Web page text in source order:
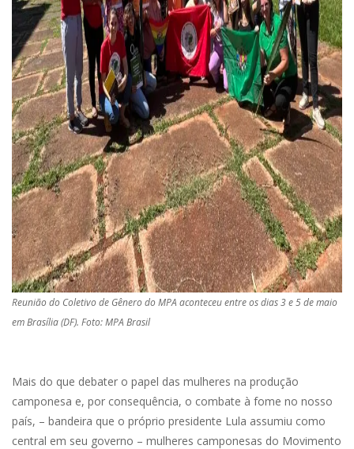
Reunião do Coletivo de Gênero do MPA aconteceu entre os dias 3 e 5 de maio
em Brasília (DF). Foto: MPA Brasil
Mais do que debater o papel das mulheres na produção
camponesa e, por consequência, o combate à fome no nosso
país, – bandeira que o próprio presidente Lula assumiu como
central em seu governo – mulheres camponesas do Movimento